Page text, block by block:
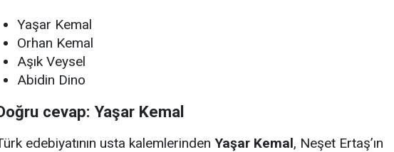
Yaşar Kemal
Orhan Kemal
Aşık Veysel
Abidin Dino
cevap: Yaşar Kemal
edebiyatının usta kalemlerinden Yaşar Kemal, Neşet Ertaş’ın